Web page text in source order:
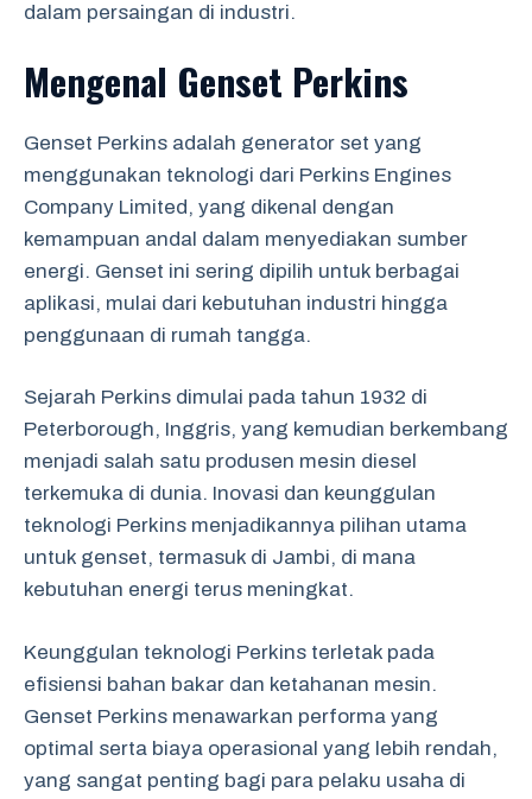
dalam persaingan di industri.
Mengenal Genset Perkins
Genset Perkins adalah generator set yang
menggunakan teknologi dari Perkins Engines
Company Limited, yang dikenal dengan
kemampuan andal dalam menyediakan sumber
energi. Genset ini sering dipilih untuk berbagai
aplikasi, mulai dari kebutuhan industri hingga
penggunaan di rumah tangga.
Sejarah Perkins dimulai pada tahun 1932 di
Peterborough, Inggris, yang kemudian berkembang
menjadi salah satu produsen mesin diesel
terkemuka di dunia. Inovasi dan keunggulan
teknologi Perkins menjadikannya pilihan utama
untuk genset, termasuk di Jambi, di mana
kebutuhan energi terus meningkat.
Keunggulan teknologi Perkins terletak pada
efisiensi bahan bakar dan ketahanan mesin.
Genset Perkins menawarkan performa yang
optimal serta biaya operasional yang lebih rendah,
yang sangat penting bagi para pelaku usaha di